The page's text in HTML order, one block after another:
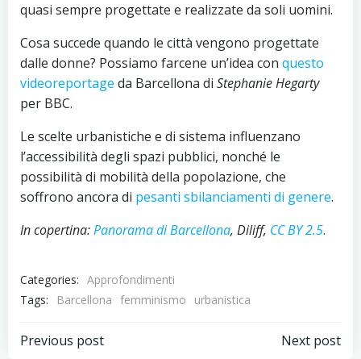
quasi sempre progettate e realizzate da soli uomini.
Cosa succede quando le città vengono progettate
dalle donne? Possiamo farcene un’idea con questo
videoreportage da Barcellona di Stephanie Hegarty
per BBC.
Le scelte urbanistiche e di sistema influenzano
l’accessibilità degli spazi pubblici, nonché le
possibilità di mobilità della popolazione, che
soffrono ancora di pesanti sbilanciamenti di genere.
In copertina:Panorama di Barcellona, Diliff, CC BY 2.5.
Categories: Approfondimenti
Tags:
Barcellona femminismo urbanistica
Navigazione
Previous post Navigazione
Next post